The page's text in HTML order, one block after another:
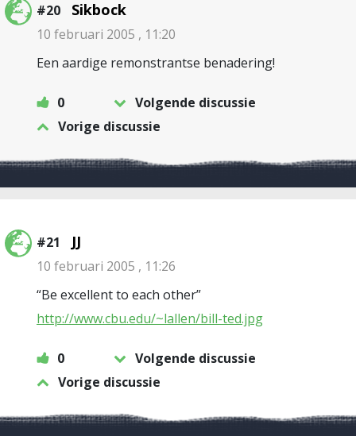
#20 Sikbock
10 februari 2005 , 11:20
Een aardige remonstrantse benadering!
0
Volgende discussie
Vorige discussie
#21 JJ
10 februari 2005 , 11:26
“Be excellent to each other”
http://www.cbu.edu/~lallen/bill-ted.jpg
0
Volgende discussie
Vorige discussie